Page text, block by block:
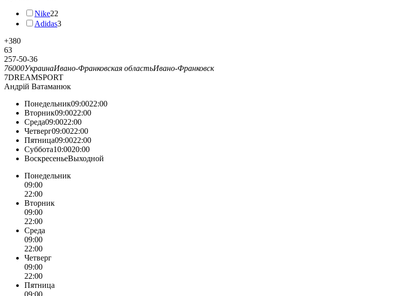
Nike22
Adidas3
+380
63
257-50-36
76000УкраинаИвано-Франковская областьИвано-Франковск
7DREAMSPORT
Андрій Ватаманюк
Понедельник09:0022:00
Вторник09:0022:00
Среда09:0022:00
Четверг09:0022:00
Пятница09:0022:00
Суббота10:0020:00
ВоскресеньеВыходной
Понедельник
09:00
22:00
Вторник
09:00
22:00
Среда
09:00
22:00
Четверг
09:00
22:00
Пятница
09:00